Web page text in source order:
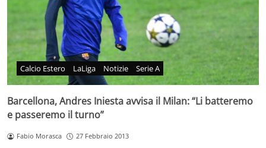
Calcio Estero LaLiga Notizie Serie A
Barcellona, Andres Iniesta avvisa il Milan: “Li batteremo
e passeremo il turno”
Fabio Morasca 27 Febbraio 2013